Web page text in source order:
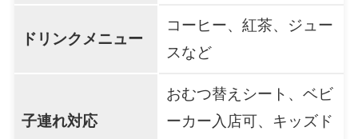
ドリンクメニュー
コーヒー、紅茶、ジュー
スなど
子連れ対応
おむつ替えシート、ベビ
ーカー入店可、キッズド